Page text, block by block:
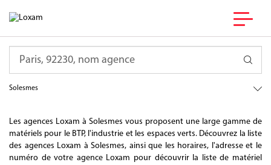
Solesmes
Les agences Loxam à Solesmes vous proposent une large gamme de
matériels pour le BTP, l'industrie et les espaces verts. Découvrez la liste
des agences Loxam à Solesmes, ainsi que les horaires, l'adresse et le
numéro de votre agence Loxam pour découvrir la liste de matériel